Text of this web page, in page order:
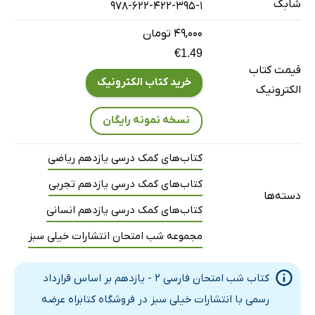
آزمون 12: نوبت اول (بیست پلاس)
آزمون 15: نوبت دوم (شبیه‌ساز نهایی)
آزمون 16: نوبت دوم (بیست پلاس)
آزمون 20: نهایی خرداد 1404
درسنامهٔ توپ برای شب امتحان
شابک
978-622-422-395-1
قیمت کتاب
الکترونیک
۴۹,۰۰۰ تومان
€1.49
خرید کتاب الکترونیک
نسخه نمونه رایگان
دسته‌ها
کتاب‌های کمک درسی یازدهم ریاضی
کتاب‌های کمک درسی یازدهم تجربی
کتاب‌های کمک درسی یازدهم انسانی
مجموعه شب امتحان انتشارات خیلی سبز
کتاب شب امتحان فارسی 2 - یازدهم بر اساس قرارداد
رسمی با انتشارات خیلی سبز در فروشگاه کتابراه عرضه